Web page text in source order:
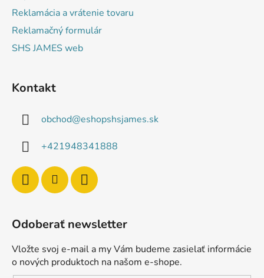
Reklamácia a vrátenie tovaru
Reklamačný formulár
SHS JAMES web
Kontakt
obchod@eshopshsjames.sk
+421948341888
Odoberať newsletter
Vložte svoj e-mail a my Vám budeme zasielať informácie
o nových produktoch na našom e-shope.